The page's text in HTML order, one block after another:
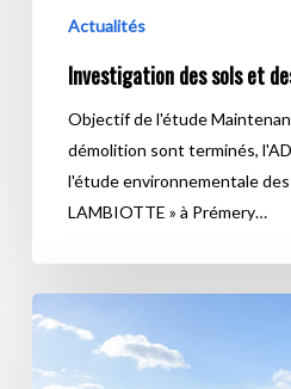
Actualités
Investigation des sols et
Objectif de l'étude
démolition sont terminés,
l'étude environnementale
LAMBIOTTE » à Prémery…
démolition
est